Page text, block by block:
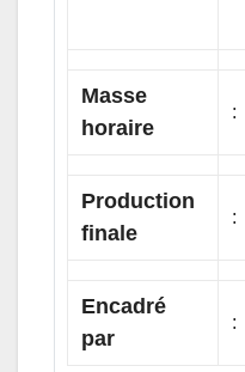
Masse
horaire
:
Production
finale
:
Encadré
par
: